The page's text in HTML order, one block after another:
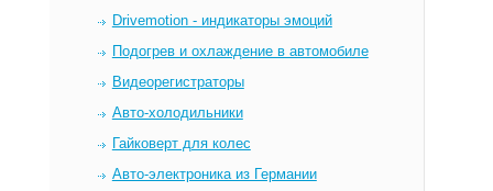
Drivemotion - индикаторы эмоций
Подогрев и охлаждение в автомобиле
Видеорегистраторы
Авто-холодильники
Гайковерт для колес
Авто-электроника из Германии